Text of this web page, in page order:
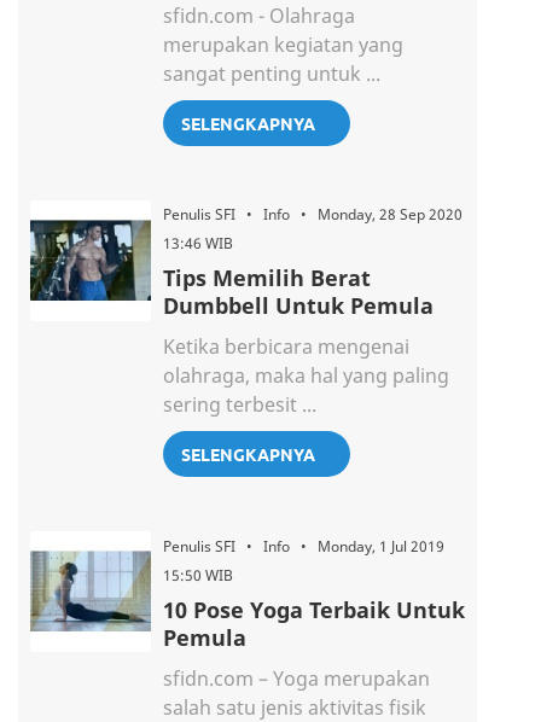
sfidn.com - Olahraga
merupakan kegiatan yang
sangat penting untuk ...
SELENGKAPNYA
Penulis SFI • Info • Monday, 28 Sep 2020
13:46 WIB
Tips Memilih Berat
Dumbbell Untuk Pemula
Ketika berbicara mengenai
olahraga, maka hal yang paling
sering terbesit ...
SELENGKAPNYA
Penulis SFI • Info • Monday, 1 Jul 2019
15:50 WIB
10 Pose Yoga Terbaik Untuk
Pemula
sfidn.com – Yoga merupakan
salah satu jenis aktivitas fisik